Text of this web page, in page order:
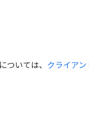
ついては、 クライアン